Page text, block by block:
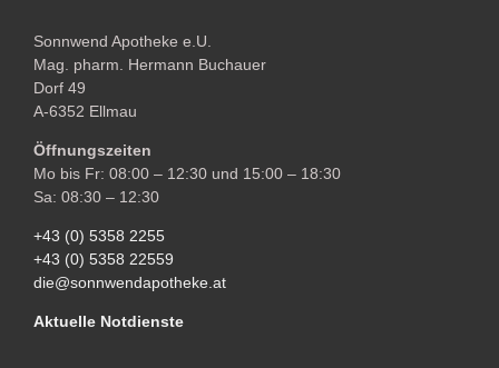
Sonnwend Apotheke e.U.
Mag. pharm. Hermann Buchauer
Dorf 49
A-6352 Ellmau
Öffnungszeiten
Mo bis Fr: 08:00 – 12:30 und 15:00 – 18:30
Sa: 08:30 – 12:30
+43 (0) 5358 2255
+43 (0) 5358 22559
die@sonnwendapotheke.at
Aktuelle Notdienste